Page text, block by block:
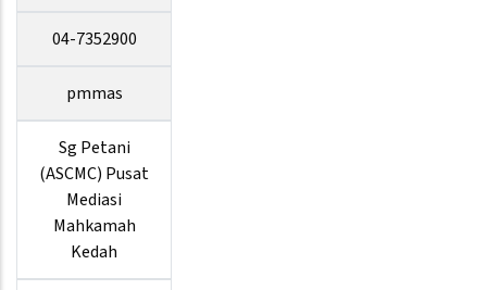
04-7352900
pmmas
Sg Petani
(ASCMC) Pusat
Mediasi
Mahkamah
Kedah